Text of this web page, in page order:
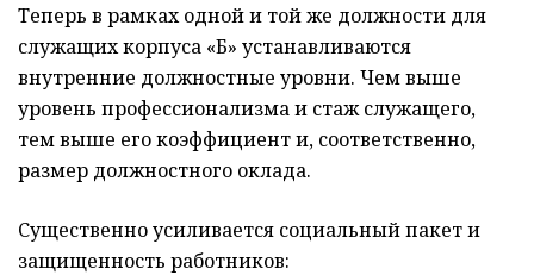
Теперь в рамках одной и той же должности для
служащих корпуса «Б» устанавливаются
внутренние должностные уровни. Чем выше
уровень профессионализма и стаж служащего,
тем выше его коэффициент и, соответственно,
размер должностного оклада.
Существенно усиливается социальный пакет и
защищенность работников: